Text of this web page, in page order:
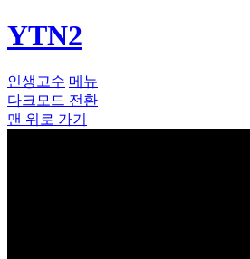
YTN2
인생고수 메뉴
다크모드 전환
맨 위로 가기